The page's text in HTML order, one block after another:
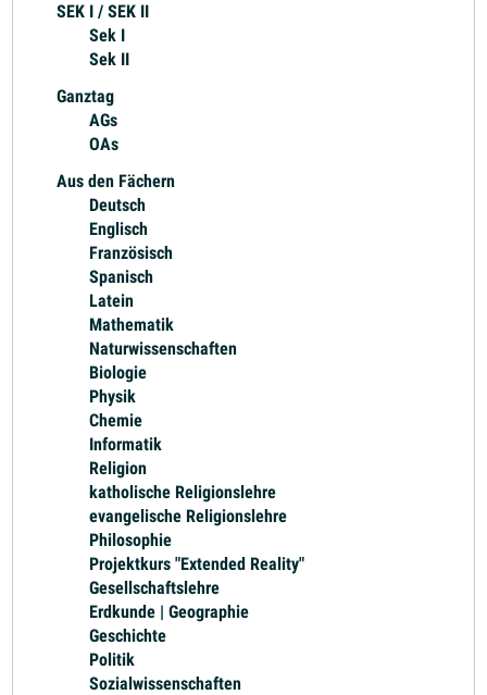
SEK I / SEK II
Sek I
Sek II
Ganztag
AGs
OAs
Aus den Fächern
Deutsch
Englisch
Französisch
Spanisch
Latein
Mathematik
Naturwissenschaften
Biologie
Physik
Chemie
Informatik
Religion
katholische Religionslehre
evangelische Religionslehre
Philosophie
Projektkurs "Extended Reality"
Gesellschaftslehre
Erdkunde | Geographie
Geschichte
Politik
Sozialwissenschaften